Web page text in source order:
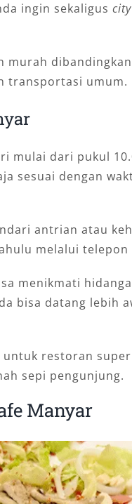
ingin sekaligus
murah
transportasi umum.
mulai dari pukul
sesuai dengan
antrian atau
melalui
menikmati
bisa datang lebih
restoran
sepi pengunjung.
Manyar